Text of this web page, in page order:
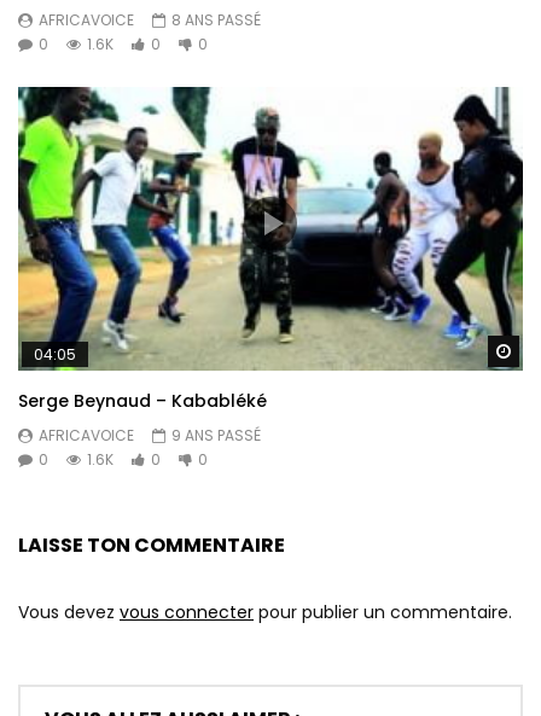
AFRICAVOICE
8 ANS PASSÉ
0
1.6K 0 0
04:05
Serge Beynaud – Kababléké
AFRICAVOICE
9 ANS PASSÉ
0
1.6K 0 0
LAISSE TON COMMENTAIRE
Vous devez vous connecter pour publier un commentaire.